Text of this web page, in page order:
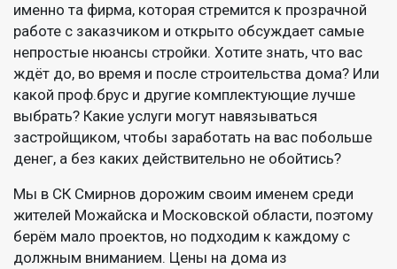
именно та фирма, которая стремится к прозрачной
работе с заказчиком и открыто обсуждает самые
непростые нюансы стройки. Хотите знать, что вас
ждёт до, во время и после строительства дома? Или
какой проф.брус и другие комплектующие лучше
выбрать? Какие услуги могут навязываться
застройщиком, чтобы заработать на вас побольше
денег, а без каких действительно не обойтись?
Мы в СК Смирнов дорожим своим именем среди
жителей Можайска и Московской области, поэтому
берём мало проектов, но подходим к каждому с
должным вниманием. Цены на дома из